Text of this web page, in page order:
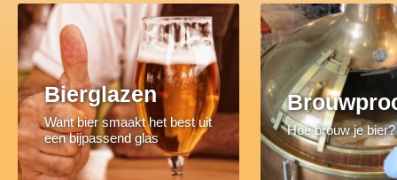
Bierglazen
Want bier smaakt het best uit
een bijpassend glas
Hoe brouw je bier?